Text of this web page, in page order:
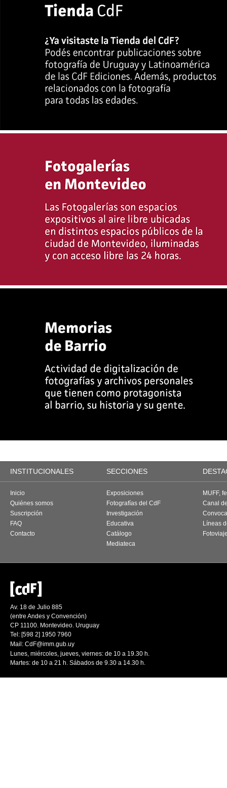
INSTITUCIONALES SECCIONES
Inicio
Quiénes somos
Suscripción
FAQ
Contacto
Exposiciones
Fotografías del CdF
Investigación
Educativa
Catálogo
Mediateca
MUFF,
Canal
Líneas
Av. 18 de Julio 885
(entre Andes y Convención)
CP 11100. Montevideo. Uruguay
Tel: [598 2] 1950 7960
Mail: CdF@imm.gub.uy
Lunes, miércoles, jueves, viernes: de 10 a 19.30 h.
Martes: de 10 a 21 h. Sábados de 9.30 a 14.30 h.